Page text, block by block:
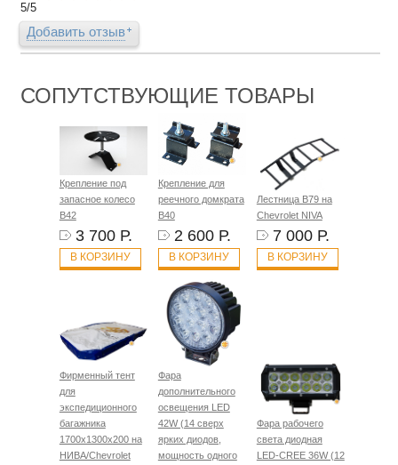
5/5
Добавить отзыв
СОПУТСТВУЮЩИЕ ТОВАРЫ
Крепление под
запасное колесо
B42
3 700 Р.
В КОРЗИНУ
Крепление для
реечного домкрата
B40
2 600 Р.
В КОРЗИНУ
Лестница B79 на
Chevrolet NIVA
7 000 Р.
В КОРЗИНУ
Фирменный тент
для
экспедиционного
багажника
1700х1300х200 на
НИВА/Chevrolet
Фара
дополнительного
освещения LED
42W (14 сверх
ярких диодов,
мощность одного
Фара рабочего
света диодная
LED-CREE 36W (12